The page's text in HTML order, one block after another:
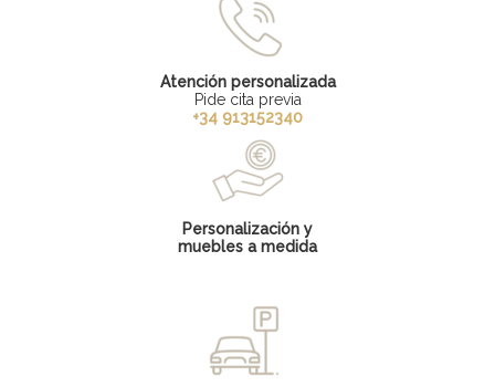
Atención personalizada
Pide cita previa
+34 913152340
Personalización y
muebles a medida